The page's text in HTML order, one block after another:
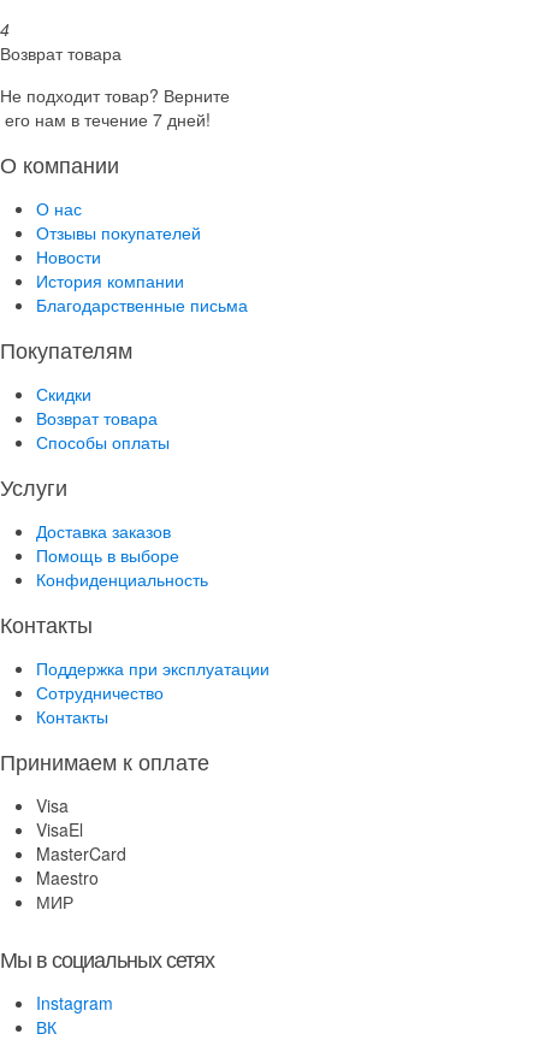
4
Возврат товара
Не подходит товар? Верните
его нам в течение 7 дней!
О компании
О нас
Отзывы покупателей
Новости
История компании
Благодарственные письма
Покупателям
Скидки
Возврат товара
Способы оплаты
Услуги
Доставка заказов
Помощь в выборе
Конфиденциальность
Контакты
Поддержка при эксплуатации
Сотрудничество
Контакты
Принимаем к оплате
Visa
VisaEl
MasterCard
Maestro
МИР
Мы в социальных сетях
Instagram
ВК